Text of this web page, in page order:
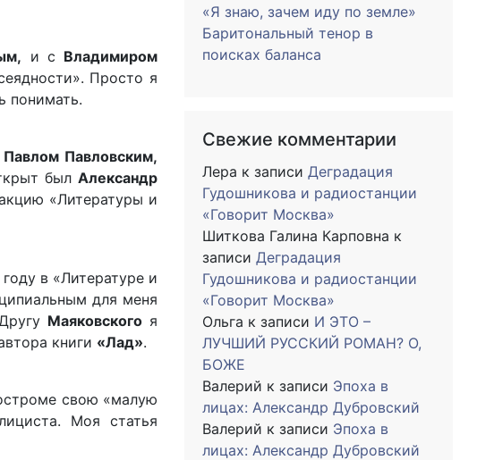
и с Владимиром
Просто я
понимать.
Павловским,
былАлександр
«Литературы и
в «Литературе и
для меня
Маяковского я
книги «Лад».
свою «малую
Моя статья
«Я знаю, зачем иду по земле»
Баритональный тенор в
поисках баланса
Свежие комментарии
Лера к записи Деградация
Гудошникова и радиостанции
«Говорит Москва»
Шиткова Галина Карповна к
записи Деградация
Гудошникова и радиостанции
«Говорит Москва»
Ольга к записи И ЭТО –
ЛУЧШИЙ РУССКИЙ РОМАН? О,
БОЖЕ
Валерий к записи Эпоха в
лицах: Александр Дубровский
Валерий к записи Эпоха в
лицах: Александр Дубровский